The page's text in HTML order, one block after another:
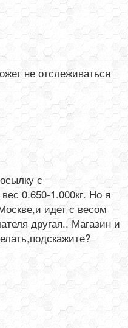
не отслеживаться
с
0.650-1.000кг. Но я
идет с весом
другая.. Магазин и